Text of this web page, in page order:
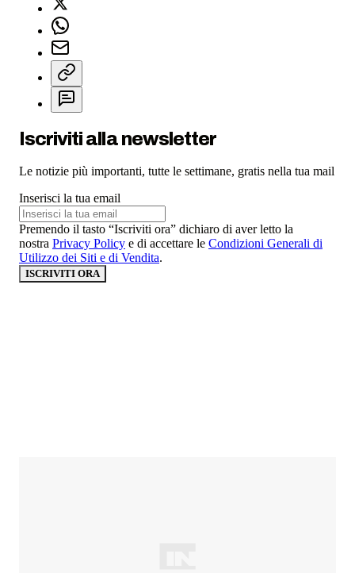
Iscriviti alla newsletter
Le notizie più importanti, tutte le settimane, gratis nella tua mail
Inserisci la tua email
Premendo il tasto “Iscriviti ora” dichiaro di aver letto la
nostra Privacy Policy e di accettare le Condizioni Generali di
Utilizzo dei Siti e di Vendita.
ISCRIVITI ORA